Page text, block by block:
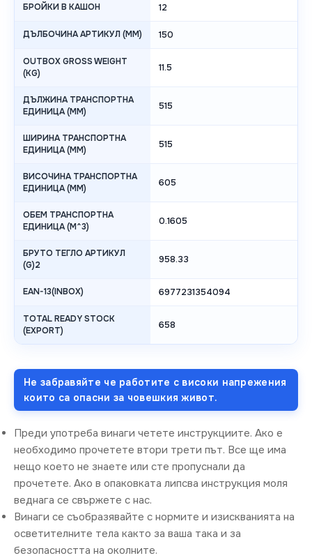
БРОЙКИ В КАШОН 12
ДЪЛБОЧИНА АРТИКУЛ (MM) 150
OUTBOX GROSS WEIGHT
(KG)
11.5
ДЪЛЖИНА ТРАНСПОРТНА
ЕДИНИЦА (MM)
515
ШИРИНА ТРАНСПОРТНА
ЕДИНИЦА (MM)
515
ВИСОЧИНА ТРАНСПОРТНА
ЕДИНИЦА (MM)
605
ОБЕМ ТРАНСПОРТНА
ЕДИНИЦА (M^3)
0.1605
БРУТО ТЕГЛО АРТИКУЛ
(G)2
958.33
EAN-13(INBOX) 6977231354094
TOTAL READY STOCK
(EXPORT)
658
Не забравяйте че работите с високи напрежения
които са опасни за човешкия живот.
Преди употреба винаги четете инструкциите. Ако е
необходимо прочетете втори трети път. Все ще има
нещо което не знаете или сте пропуснали да
прочетете. Ако в опаковката липсва инструкция моля
веднага се свържете с нас.
Винаги се съобразявайте с нормите и изискванията на
осветителните тела както за ваша така и за
безопасността на околните.